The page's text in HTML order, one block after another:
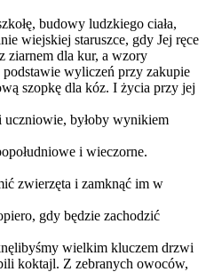
budowy ludzkiego ciała,
wiejskiej staruszce, gdy Jej ręce
ziarnem dla kur, a wzory
wyliczeń przy zakupie
szopkę dla kóz. I życia przy jej
uczniowie, byłoby wynikiem
i wieczorne.
zwierzęta i zamknąć im w
gdy będzie zachodzić
wielkim kluczem drzwi
koktajl. Z zebranych owoców,